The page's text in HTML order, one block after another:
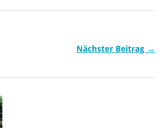
Nächster Beitrag →